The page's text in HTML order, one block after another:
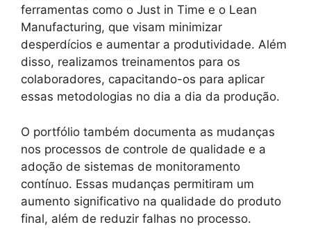
ferramentas como o Just in Time e o Lean
Manufacturing, que visam minimizar
desperdícios e aumentar a produtividade. Além
disso, realizamos treinamentos para os
colaboradores, capacitando-os para aplicar
essas metodologias no dia a dia da produção.
O portfólio também documenta as mudanças
nos processos de controle de qualidade e a
adoção de sistemas de monitoramento
contínuo. Essas mudanças permitiram um
aumento significativo na qualidade do produto
final, além de reduzir falhas no processo.